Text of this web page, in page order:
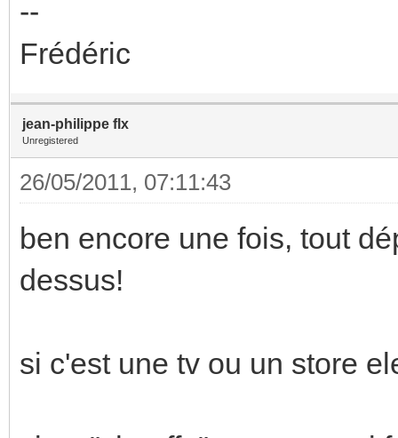
--
Frédéric
jean-philippe flx
Unregistered
26/05/2011, 07:11:43
ben encore une fois, tout
dessus!
si c'est une tv ou un store